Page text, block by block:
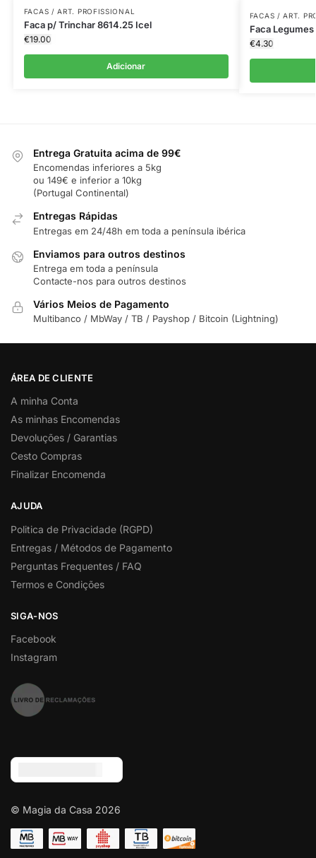
FACAS / ART. PROFISSIONAL
Faca p/ Trinchar 8614.25 Icel
€19.00
Adicionar
FACAS / ART.
Faca
€4.30
Entrega Gratuita acima de 99€
Encomendas inferiores a 5kg
ou 149€ e inferior a 10kg
(Portugal Continental)
Entregas Rápidas
Entregas em 24/48h em toda a península ibérica
Enviamos para outros destinos
Entrega em toda a península
Contacte-nos para outros destinos
Vários Meios de Pagamento
Multibanco / MbWay / TB / Payshop / Bitcoin (Lightning)
ÁREA DE CLIENTE
A minha Conta
As minhas Encomendas
Devoluções / Garantias
Cesto Compras
Finalizar Encomenda
AJUDA
Politica de Privacidade (RGPD)
Entregas / Métodos de Pagamento
Perguntas Frequentes / FAQ
Termos e Condições
SIGA-NOS
Facebook
Instagram
© Magia da Casa 2026